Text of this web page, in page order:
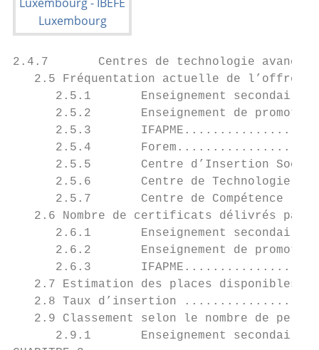
2.4.7       Centres de
2.5 Fréquentation actuelle de l’offre
2.5.1       Enseignement secondaire
2.5.2       Enseignement de
2.5.3
2.5.4
2.5.5       Centre d’Insertion
2.5.6       Centre de Technologie
2.5.7       Centre de Compétence
2.6 Nombre de certificats délivrés par
2.6.1       Enseignement secondaire
2.6.2       Enseignement de
2.6.3
2.7 Estimation des places disponibles
2.8 Taux d’insertion
2.9 Classement selon le nombre de
2.9.1       Enseignement secondaire